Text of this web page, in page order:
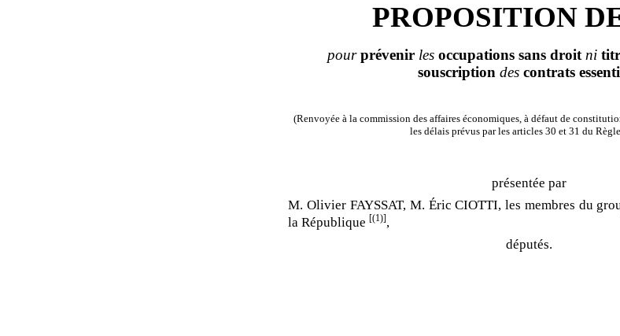
PROPOSITION
pourprévenir les occupations sans droitni
souscription des contrats
(Renvoyée à la commission des affaires économiques, à défaut de
les délais prévus par les articles 30 et 31 du
présentée par
M. Olivier FAYSSAT, M. Éric CIOTTI, les membres du
la République [(1)] ,
députés.